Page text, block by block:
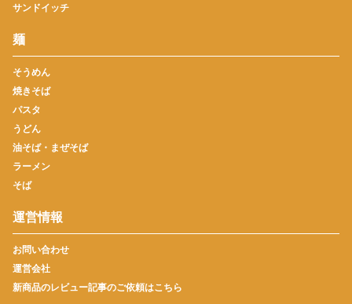
サンドイッチ
麺
そうめん
焼きそば
パスタ
うどん
油そば・まぜそば
ラーメン
そば
運営情報
お問い合わせ
運営会社
新商品のレビュー記事のご依頼はこちら